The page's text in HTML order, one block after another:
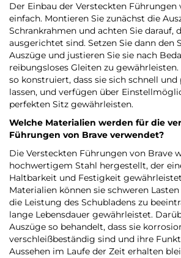
Der Einbau der Versteckten Führungen
einfach. Montieren Sie zunächst die
Schrankrahmen und achten Sie darauf,
ausgerichtet sind. Setzen Sie dann den
Auszüge und justieren Sie sie nach
reibungsloses Gleiten zu
so konstruiert, dass sie sich schnell
lassen, und verfügen über
perfekten Sitz gewährleisten.
Welche Materialien werden für die
Führungen von Brave verwendet?
Die Versteckten Führungen von Brave
hochwertigem Stahl hergestellt, der
Haltbarkeit und Festigkeit
Materialien können sie schweren
die Leistung des Schubladens zu
lange Lebensdauer gewährleistet.
Auszüge so behandelt, dass sie
verschleißbeständig sind und ihre
Aussehen im Laufe der Zeit erhalten